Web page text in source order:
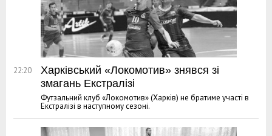
22:20
Харківський «Локомотив» знявся зі
змагань Екстралізі
Футзальний клуб «Локомотив» (Харків) не братиме участі в
Екстралізі в наступному сезоні.